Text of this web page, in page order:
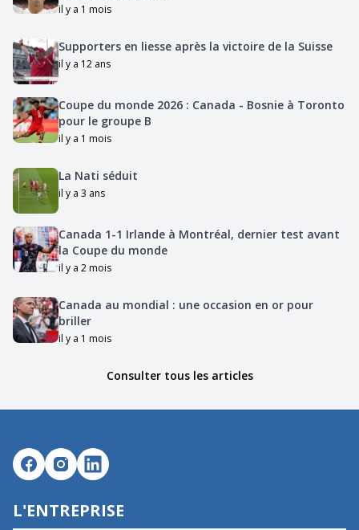
il y a 1 mois
Supporters en liesse après la victoire de la Suisse
il y a 12 ans
Coupe du monde 2026 : Canada - Bosnie à Toronto
pour le groupe B
il y a 1 mois
La Nati séduit
il y a 3 ans
Canada 1-1 Irlande à Montréal, dernier test avant
la Coupe du monde
il y a 2 mois
Canada au mondial : une occasion en or pour
briller
il y a 1 mois
Consulter tous les articles
L'ENTREPRISE